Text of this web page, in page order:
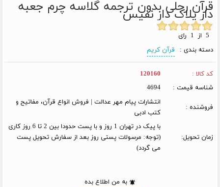
قرآن رحلی بدون ترجمه گلاسه چرم جعبه
دار پلاک دار نفیس
دسته بندی :
قرآن کریم
کد کالا :
120160
شناسه قیمت :
4694
فروشنده :
انتشارات پیام مهر عدالت | فروش انواع قرآن، مفاتیح و
کتب ادبی
زمان تحویل:
با پیک در تهران 1 روز و با پست حدودا بین 2 تا 6 روز کاری
(توجه: مرسولات پستی روز بعد از سفارش تحویل پست
می گردد)
به من اطلاع بده